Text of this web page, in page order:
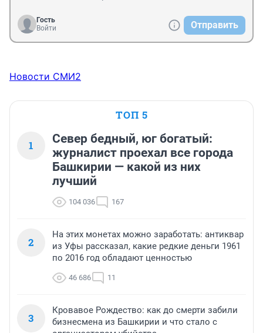
Гость
Войти
Отправить
Новости СМИ2
ТОП 5
1
Север бедный, юг богатый:
журналист проехал все города
Башкирии — какой из них
лучший
104 036 167
2
На этих монетах можно заработать: антиквар
из Уфы рассказал, какие редкие деньги 1961
по 2016 год обладают ценностью
46 686 11
3
Кровавое Рождество: как до смерти забили
бизнесмена из Башкирии и что стало с